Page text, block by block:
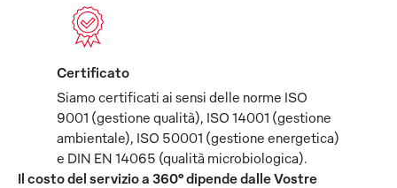
Certificato
Siamo certificati ai sensi delle norme ISO
9001 (gestione qualità), ISO 14001 (gestione
ambientale), ISO 50001 (gestione energetica)
e DIN EN 14065 (qualità microbiologica).
Il costo del servizio a 360° dipende dalle Vostre